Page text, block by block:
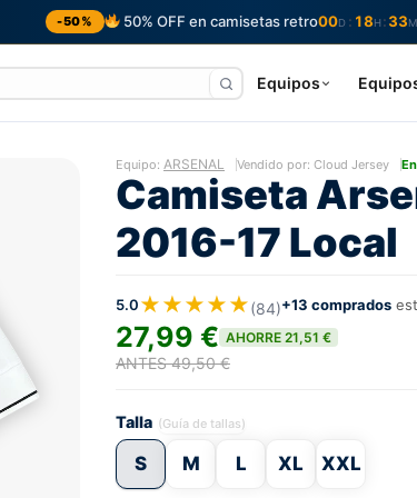
-50% 50% OFF en camisetas retro00D : 18H : 33M
Equipos
Equipo: ARSENAL Vendido por: Cloud Jersey
Camiseta
2016-17 Local
5.0★★★★★(84)+13 comprados
27,99 € AHORRE 21,51 €
ANTES 49,50 €
Talla (Guía de tallas)
S M L XL XXL